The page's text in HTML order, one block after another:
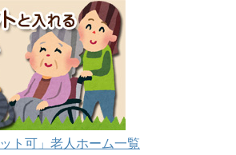
ト可」老人ホーム一覧